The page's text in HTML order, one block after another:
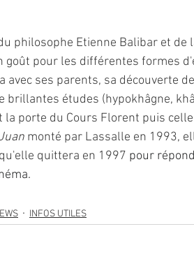
philosophe Etienne Balibar et de
goût pour les différentes formes
avec ses parents, sa découverte
brillantes études (hypokhâgne,
la porte du Cours Florent puis
monté par Lassalle en 1993,
quittera en 1997 pour
INFOS UTILES